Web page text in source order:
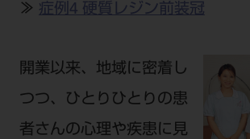
≫ 症例4 硬質レジン前装冠
開業以来、地域に密着し
つつ、ひとりひとりの患
者さんの心理や疾患に見
モリタ友の会無料会員登録
院内ツアー
ビデオライブラリー
全国のショールーム
宮城
東京
愛知
Dental Plaza Tokyo
MDSC